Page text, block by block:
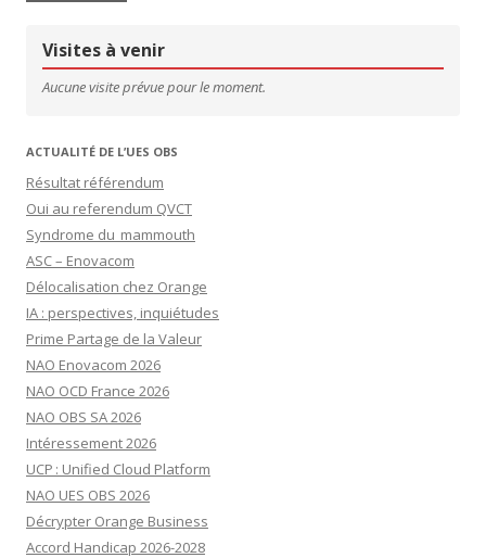
Visites à venir
Aucune visite prévue pour le moment.
ACTUALITÉ DE L’UES OBS
Résultat référendum
Oui au referendum QVCT
Syndrome du mammouth
ASC – Enovacom
Délocalisation chez Orange
IA : perspectives, inquiétudes
Prime Partage de la Valeur
NAO Enovacom 2026
NAO OCD France 2026
NAO OBS SA 2026
Intéressement 2026
UCP : Unified Cloud Platform
NAO UES OBS 2026
Décrypter Orange Business
Accord Handicap 2026-2028